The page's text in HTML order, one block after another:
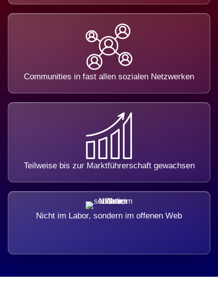
Communities in fast allen sozialen Netzwerken
Teilweise bis zur Marktführerschaft gewachsen
Nicht im Labor, sondern im offenen Web